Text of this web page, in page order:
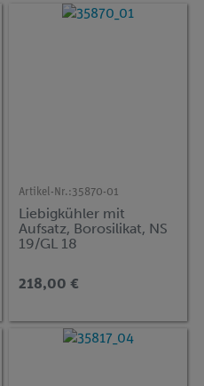
Artikel-Nr.:35870-01
Liebigkühler mit
Aufsatz, Borosilikat, NS
19/GL 18
218,00 €